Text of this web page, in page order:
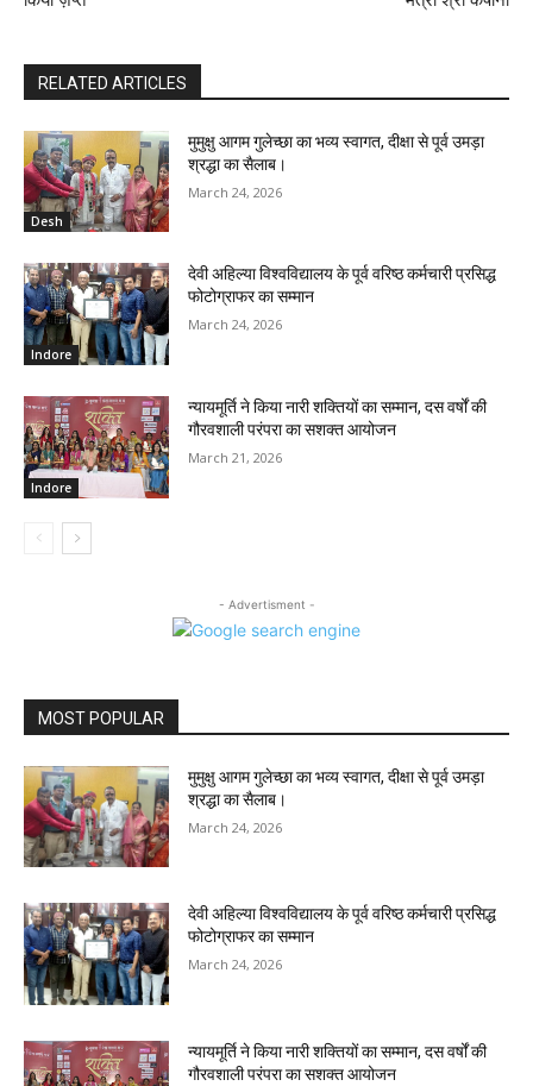
RELATED ARTICLES
Desh
मुमुक्षु आगम गुलेच्छा का भव्य स्वागत, दीक्षा से पूर्व उमड़ा
श्रद्धा का सैलाब।
March 24, 2026
Indore
देवी अहिल्या विश्वविद्यालय के पूर्व वरिष्ठ कर्मचारी प्रसिद्ध
फोटोग्राफर का सम्मान
March 24, 2026
Indore
न्यायमूर्ति ने किया नारी शक्तियों का सम्मान, दस वर्षों की
गौरवशाली परंपरा का सशक्त आयोजन
March 21, 2026
- Advertisment -
MOST POPULAR
मुमुक्षु आगम गुलेच्छा का भव्य स्वागत, दीक्षा से पूर्व उमड़ा
श्रद्धा का सैलाब।
March 24, 2026
देवी अहिल्या विश्वविद्यालय के पूर्व वरिष्ठ कर्मचारी प्रसिद्ध
फोटोग्राफर का सम्मान
March 24, 2026
न्यायमूर्ति ने किया नारी शक्तियों का सम्मान, दस वर्षों की
गौरवशाली परंपरा का सशक्त आयोजन